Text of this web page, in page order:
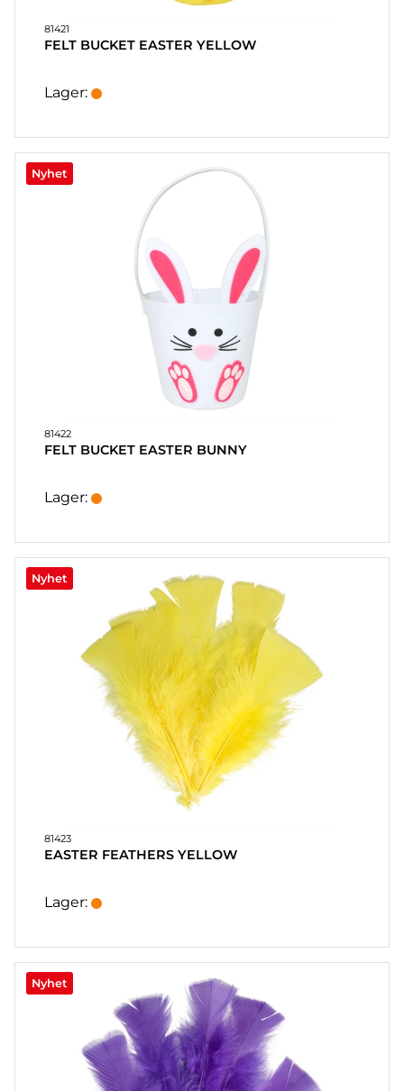
81421
FELT BUCKET EASTER YELLOW
Lager:
Nyhet
81422
FELT BUCKET EASTER BUNNY
Lager:
Nyhet
81423
EASTER FEATHERS YELLOW
Lager:
Nyhet